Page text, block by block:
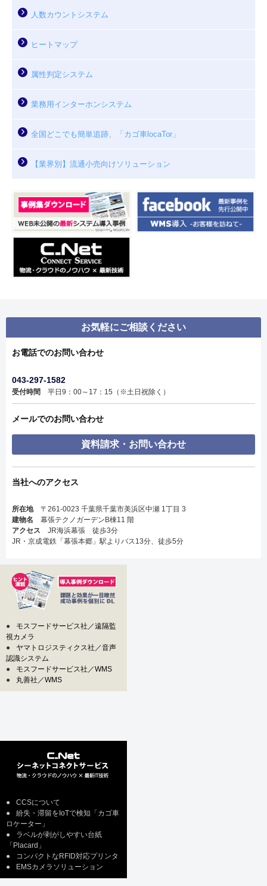
人数カウントシステム
ヒートマップ
属性判定システム
業務用インターホンシステム
全国どこでも簡単追跡、「カゴ車locaTor」
【業界別】流通小売向けソリューション
お気軽にご相談ください
お電話でのお問い合わせ
043-297-1582
受付時間 平日9：00～17：15（※土日祝除く）
メールでのお問い合わせ
資料請求・お問い合わせ
当社へのアクセス
所在地〒261-0023 千葉県千葉市美浜区中瀬 1丁目 3
建物名 幕張テクノガーデンB棟11 階
アクセス JR海浜幕張 徒歩3分
JR・京成電鉄「幕張本郷」駅よりバス13分、徒歩5分
●
モスフードサービス社／遠隔監
視カメラ
●
ヤマトロジスティクス社／音声
認識システム
●
モスフードサービス社／WMS
●
丸善社／WMS
●
CCSについて
●
紛失・滞留をIoTで検知「カゴ車
ロケーター」
●
ラベルが剥がしやすい台紙
「Placard」
●
コンパクトなRFID対応プリンタ
●
EMSカメラソリューション